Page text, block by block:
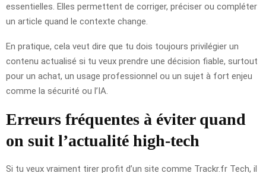
essentielles. Elles permettent de corriger, préciser ou compléter
un article quand le contexte change.
En pratique, cela veut dire que tu dois toujours privilégier un
contenu actualisé si tu veux prendre une décision fiable, surtout
pour un achat, un usage professionnel ou un sujet à fort enjeu
comme la sécurité ou l’IA.
Erreurs fréquentes à éviter quand
on suit l’actualité high-tech
Si tu veux vraiment tirer profit d’un site comme Trackr.fr Tech, il